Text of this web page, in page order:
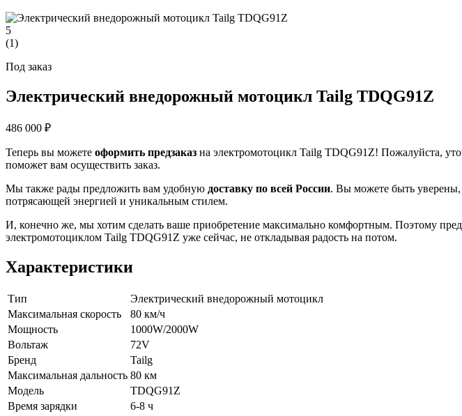
5
(1)
Под заказ
Электрический внедорожный мотоцикл Tailg TDQG91Z
486 000 ₽
Теперь вы можете оформить предзаказ на электромотоцикл Tailg TDQG91Z! Пожалуйста,
поможет вам осуществить заказ.
Мы также рады предложить вам удобную доставку по всей России. Вы можете быть уверены,
потрясающей энергией и уникальным стилем.
И, конечно же, мы хотим сделать ваше приобретение максимально комфортным. Поэтому
электромотоциклом Tailg TDQG91Z уже сейчас, не откладывая радость на потом.
Характеристики
Тип
Электрический внедорожный мотоцикл
Максимальная скорость
80 км/ч
Мощность
1000W/2000W
Вольтаж
72V
Бренд
Tailg
Максимальная дальность 80 км
Модель
TDQG91Z
Время зарядки
6-8 ч